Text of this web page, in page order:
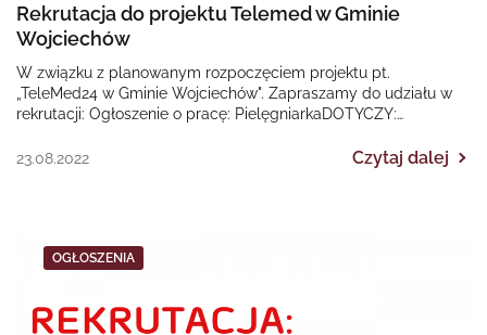
Rekrutacja do projektu Telemed w Gminie
Wojciechów
W związku z planowanym rozpoczęciem projektu pt.
„TeleMed24 w Gminie Wojciechów". Zapraszamy do udziału w
rekrutacji: Ogłoszenie o pracę: PielęgniarkaDOTYCZY:
23.08.2022
Czytaj dalej
OGŁOSZENIA